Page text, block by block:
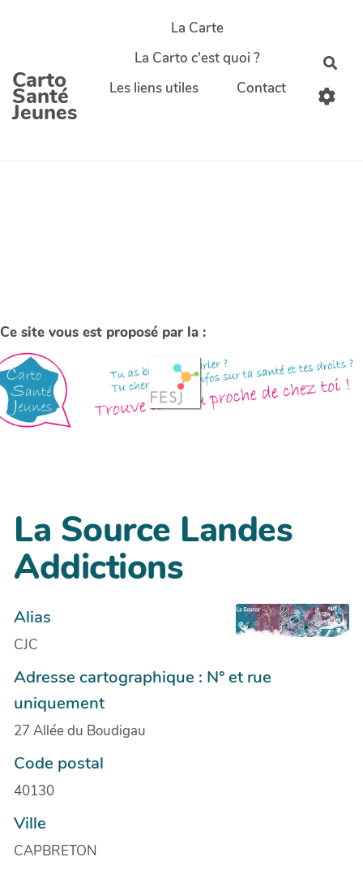
Carto
Santé
Jeunes
La Carte
La Carto c'est quoi ?
Les liens utiles
Contact
Ce site vous est proposé par la :
La Source Landes
Addictions
Alias
CJC
Adresse cartographique : N° et rue
uniquement
27 Allée du Boudigau
Code postal
40130
Ville
CAPBRETON